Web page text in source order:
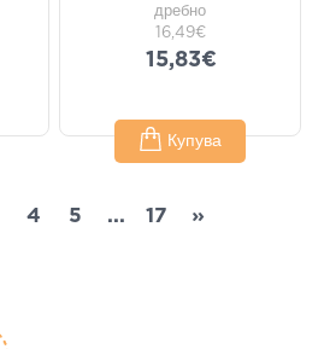
дребно
16,49€
15,83€
Купува
4 5 ... 17 »